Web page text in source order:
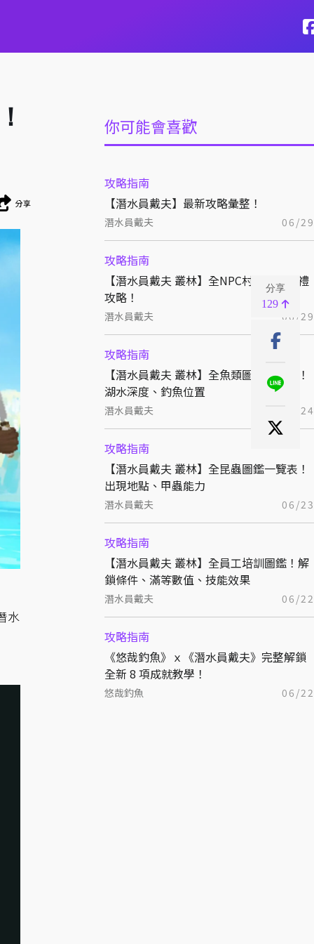
你可能會喜歡
攻略指南
【潛水員戴夫】最新攻略彙整！
潛水員戴夫 06/29
攻略指南
【潛水員戴夫 叢林】全NPC村民好感送禮
攻略！
潛水員戴夫 06/29
攻略指南
【潛水員戴夫 叢林】全魚類圖鑑一覽表！
湖水深度、釣魚位置
潛水員戴夫 06/24
攻略指南
【潛水員戴夫 叢林】全昆蟲圖鑑一覽表！
出現地點、甲蟲能力
潛水員戴夫 06/23
攻略指南
【潛水員戴夫 叢林】全員工培訓圖鑑！解
鎖條件、滿等數值、技能效果
潛水員戴夫 06/22
攻略指南
《悠哉釣魚》ｘ《潛水員戴夫》完整解鎖
全新 8 項成就教學！
悠哉釣魚 06/22
分享
129
分享
水